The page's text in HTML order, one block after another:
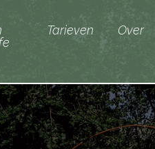
Tarieven Over